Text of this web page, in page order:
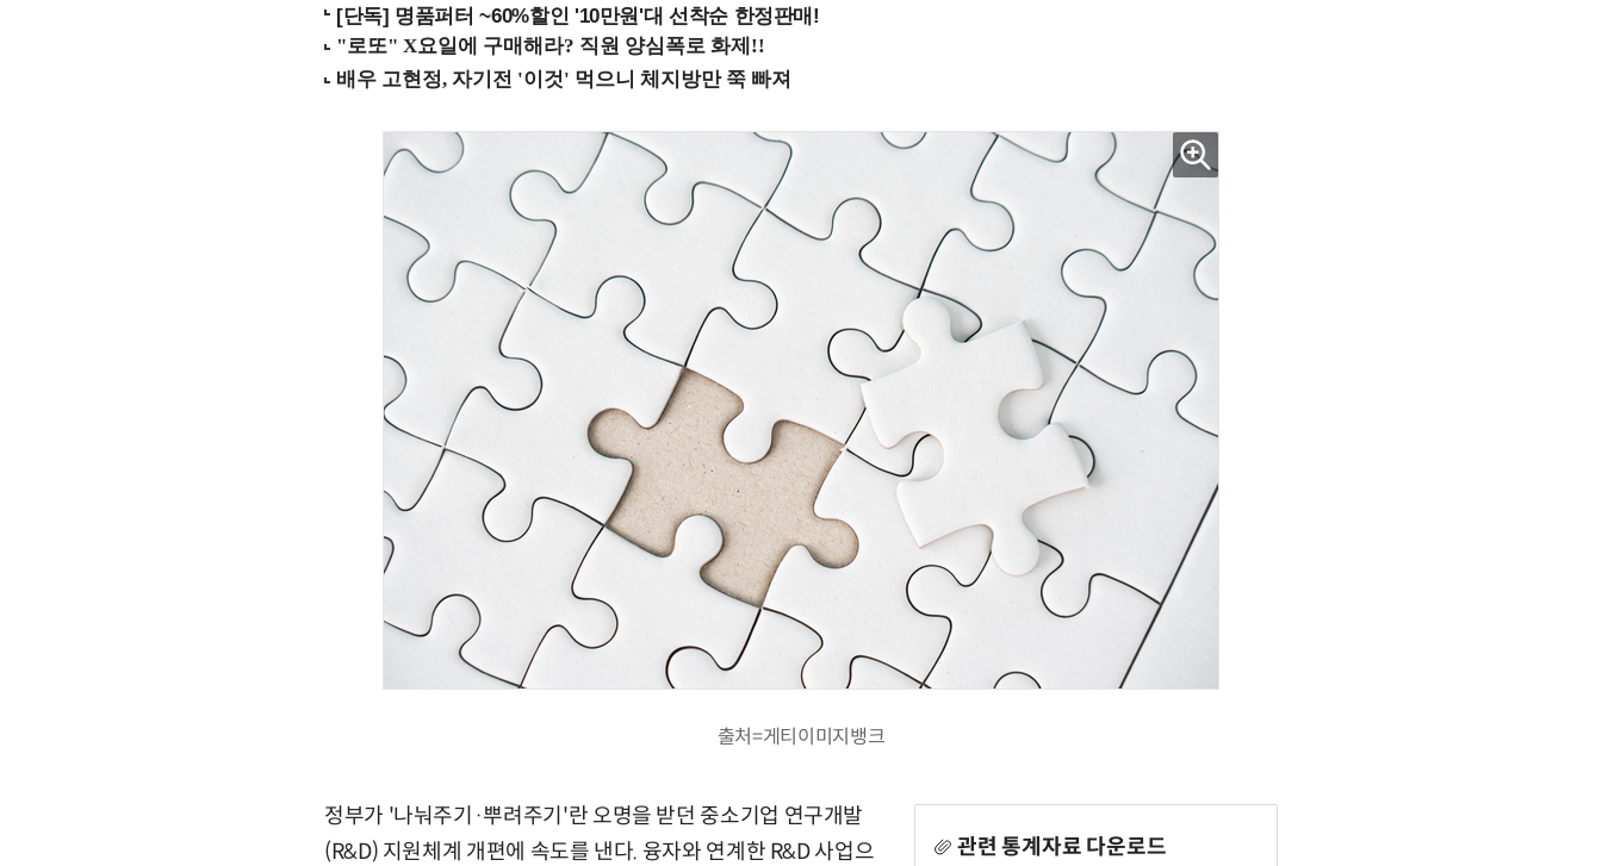
[단독] 명품퍼터 ~60%할인 '10만원'대 선착순 한정판매!
출처=게티이미지뱅크
관련 통계자료 다운로드
정부가 '나눠주기·뿌려주기'란 오명을 받던 중소기업 연구개발
(R&D) 지원체계 개편에 속도를 낸다. 융자와 연계한 R&D 사업으